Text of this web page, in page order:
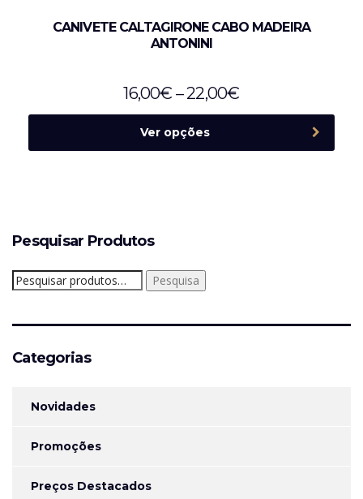
CANIVETE CALTAGIRONE CABO MADEIRA
ANTONINI
16,00€ –22,00€
Ver opções
Pesquisar Produtos
Pesquisar
por:
Pesquisa
Categorias
Novidades
Promoções
Preços Destacados